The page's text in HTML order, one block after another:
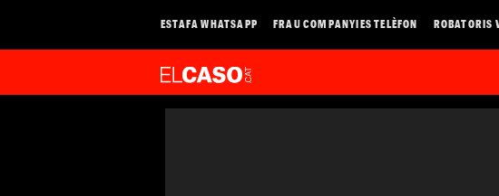
ESTAFA WHATSAPP FRAU COMPANYIES TELÈFON ROBATORIS